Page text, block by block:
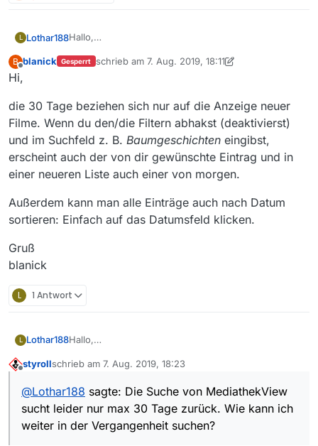
L Lothar188Hallo,
23.08.2018, der dort noch bis 23.08.2019 verfügbar
https://www.ardmediathek.de/swr/player/Y3JpZDov
30 Tage zurück. Wie kann ich weiter in der
Vergangenheit suchen?
Danke!
Lothar
B blanick Gesperrt schrieb am 7. Aug. 2019, 18:11
zuletzt editiert von blanick8. Juli 2019, 20:21
Hi,
die 30 Tage beziehen sich nur auf die Anzeige neuer
Filme. Wenn du den/die Filtern abhakst (deaktivierst)
und im Suchfeld z. B. Baumgeschichten eingibst,
erscheint auch der von dir gewünschte Eintrag und in
einer neueren Liste auch einer von morgen.
Außerdem kann man alle Einträge auch nach Datum
sortieren: Einfach auf das Datumsfeld klicken.
Gruß
blanick
L 1 Antwort
L Lothar188Hallo,
23.08.2018, der dort noch bis 23.08.2019 verfügbar
https://www.ardmediathek.de/swr/player/Y3JpZDov
Die Suche von MediathekView sucht leider nur max
30 Tage zurück. Wie kann ich weiter in der
Vergangenheit suchen?
Danke!
styrollschrieb am 7. Aug. 2019, 18:23
zuletzt editiert von
@Lothar188 sagte: Die Suche von MediathekView
sucht leider nur max 30 Tage zurück. Wie kann ich
weiter in der Vergangenheit suchen?